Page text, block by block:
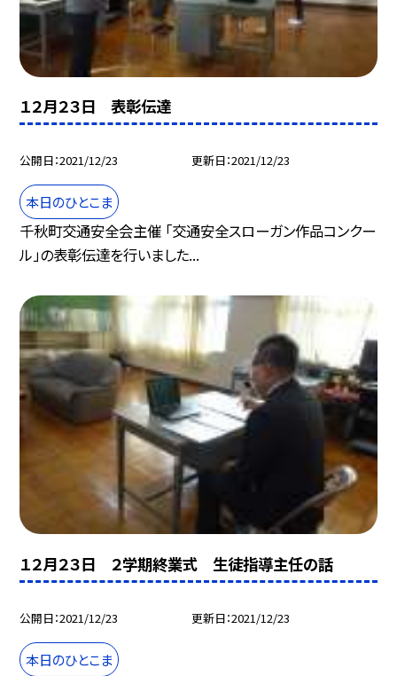
１２月２３日 表彰伝達
公開日 2021/12/23 更新日 2021/12/23
本日のひとこま
千秋町交通安全会主催 「交通安全スローガン作品コンクー
ル」の表彰伝達を行いました...
１２月２３日 ２学期終業式 生徒指導主任の話
公開日 2021/12/23 更新日 2021/12/23
本日のひとこま